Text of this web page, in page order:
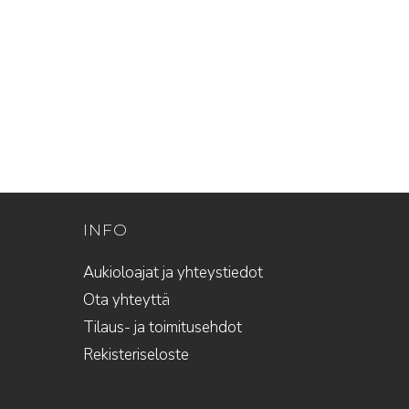
INFO
Aukioloajat ja yhteystiedot
Ota yhteyttä
Tilaus- ja toimitusehdot
Rekisteriseloste